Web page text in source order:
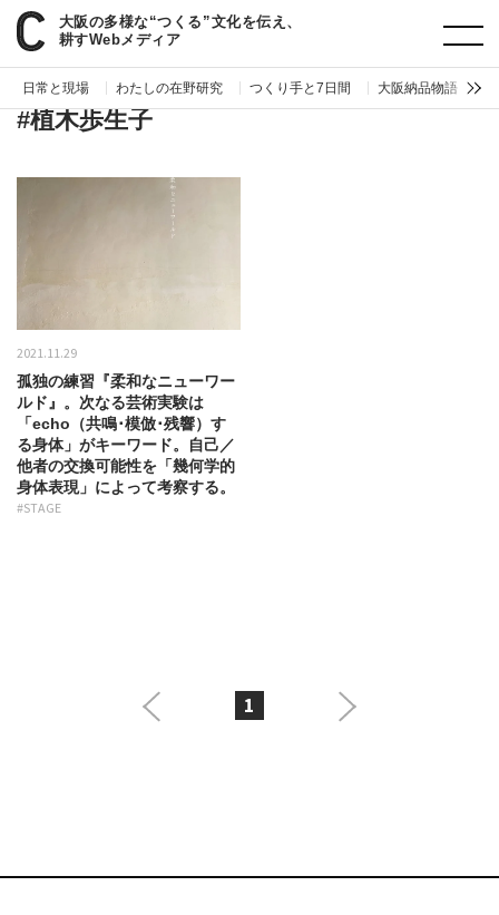
大阪の多様な“つくる”文化を伝え、
耕すWebメディア
日常と現場 わたしの在野研究 つくり手と7日間 大阪納品物語
paperC タグ 植木歩生子
#植木歩生子
2021.11.29
孤独の練習『柔和なニューワー
ルド』。次なる芸術実験は
「echo（共鳴･模倣･残響）す
る身体」がキーワード。自己／
他者の交換可能性を「幾何学的
身体表現」によって考察する。
#STAGE
1